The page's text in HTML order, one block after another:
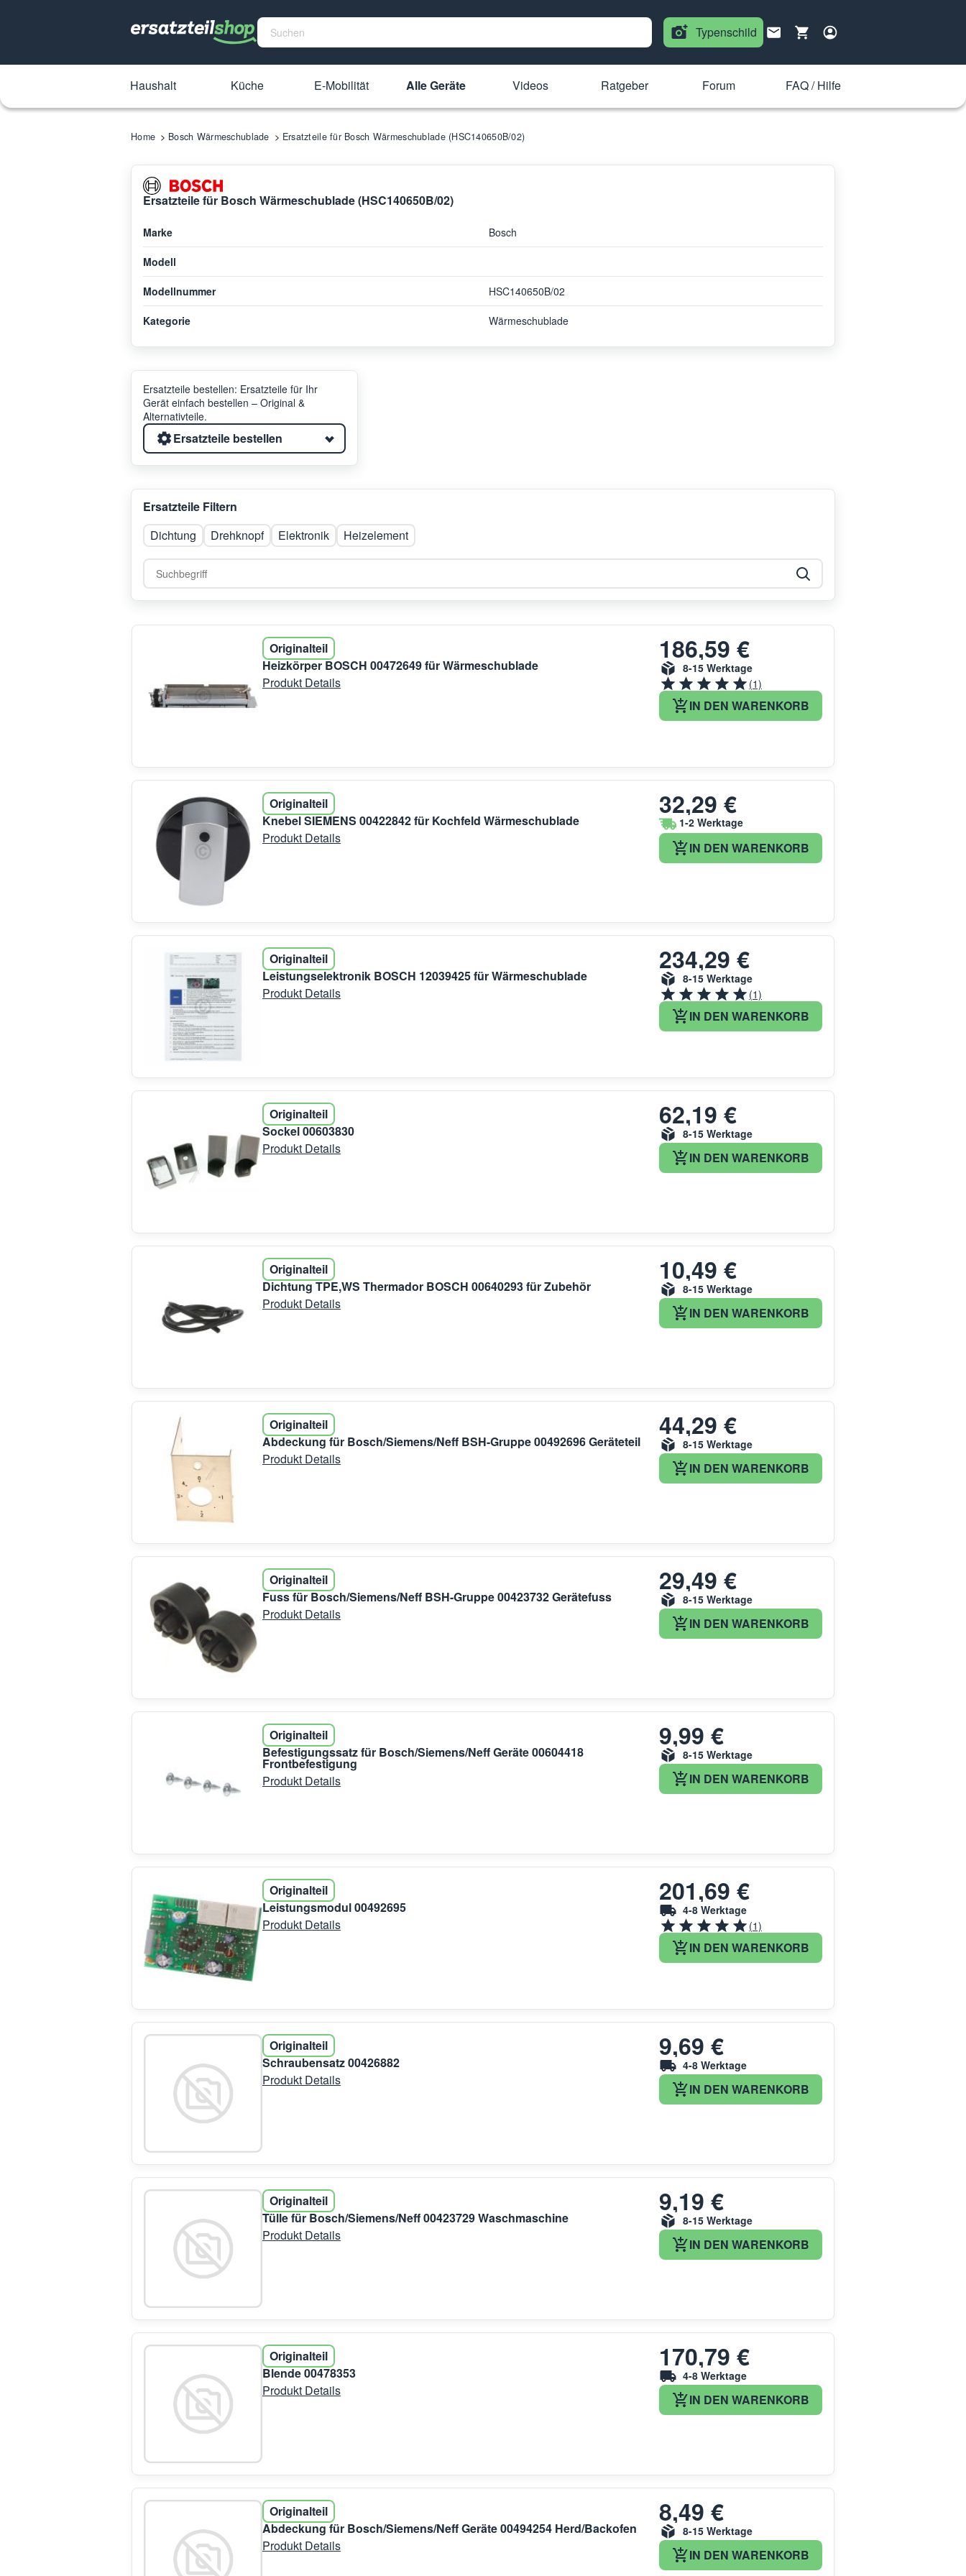
Typenschild
Haushalt Küche E-Mobilität Alle Geräte Videos Ratgeber Forum FAQ / Hilfe
Home Bosch Wärmeschublade Ersatzteile für Bosch Wärmeschublade (HSC140650B/02)
Ersatzteile für Bosch Wärmeschublade (HSC140650B/02)
Marke Bosch
Modell
Modellnummer HSC140650B/02
Kategorie Wärmeschublade
Ersatzteile bestellen: Ersatzteile für Ihr
Gerät einfach bestellen – Original &
Alternativteile.
Ersatzteile bestellen
Ersatzteile Filtern
Dichtung
Drehknopf Elektronik Heizelement
Originalteil
Heizkörper BOSCH 00472649 für Wärmeschublade
Produkt Details
186,59 €
8-15 Werktage
(1)
IN DEN WARENKORB
Originalteil
Knebel SIEMENS 00422842 für Kochfeld Wärmeschublade
Produkt Details
32,29 €
1-2 Werktage
IN DEN WARENKORB
Originalteil
Leistungselektronik BOSCH 12039425 für Wärmeschublade
Produkt Details
234,29 €
8-15 Werktage
(1)
IN DEN WARENKORB
Originalteil
Sockel 00603830
Produkt Details
62,19 €
8-15 Werktage
IN DEN WARENKORB
Originalteil
Dichtung TPE,WS Thermador BOSCH 00640293 für Zubehör
Produkt Details
10,49 €
8-15 Werktage
IN DEN WARENKORB
Originalteil
Abdeckung für Bosch/Siemens/Neff BSH-Gruppe 00492696 Geräteteil
Produkt Details
44,29 €
8-15 Werktage
IN DEN WARENKORB
Originalteil
Fuss für Bosch/Siemens/Neff BSH-Gruppe 00423732 Gerätefuss
Produkt Details
29,49 €
8-15 Werktage
IN DEN WARENKORB
Originalteil
Befestigungssatz für Bosch/Siemens/Neff Geräte 00604418
Frontbefestigung
Produkt Details
9,99 €
8-15 Werktage
IN DEN WARENKORB
Originalteil
Leistungsmodul 00492695
Produkt Details
201,69 €
4-8 Werktage
(1)
IN DEN WARENKORB
Originalteil
Schraubensatz 00426882
Produkt Details
9,69 €
4-8 Werktage
IN DEN WARENKORB
Originalteil
Tülle für Bosch/Siemens/Neff 00423729 Waschmaschine
Produkt Details
9,19 €
8-15 Werktage
IN DEN WARENKORB
Originalteil
Blende 00478353
Produkt Details
170,79 €
4-8 Werktage
IN DEN WARENKORB
Originalteil
Abdeckung für Bosch/Siemens/Neff Geräte 00494254 Herd/Backofen
Produkt Details
8,49 €
8-15 Werktage
IN DEN WARENKORB